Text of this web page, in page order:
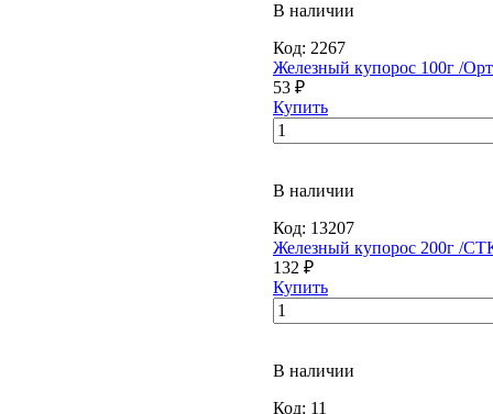
В наличии
Код: 2267
Железный купорос 100г /
53 ₽
Купить
В наличии
Код: 13207
Железный купорос 200г /
132 ₽
Купить
В наличии
Код: 11